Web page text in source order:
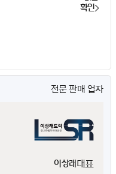
확인
전문 판매 업자
이상래 대표